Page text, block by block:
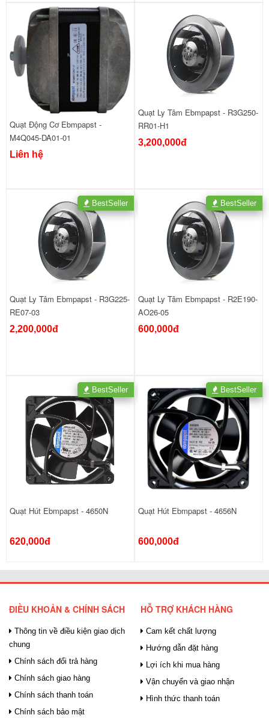
Quạt Động Cơ Ebmpapst -
M4Q045-DA01-01
Liên hệ
Quạt Ly Tâm Ebmpapst - R3G250-
RR01-H1
3,200,000đ
Quạt Ly Tâm Ebmpapst - R3G225-
RE07-03
2,200,000đ
BestSeller
Quạt Ly Tâm Ebmpapst - R2E190-
AO26-05
600,000đ
BestSeller
Quạt Hút Ebmpapst - 4650N
620,000đ
BestSeller
Quạt Hút Ebmpapst - 4656N
600,000đ
BestSeller
ĐIỀU KHOẢN & CHÍNH SÁCH
Thông tin về điều kiện giao dịch
chung
Chính sách đổi trả hàng
Chính sách giao hàng
Chính sách thanh toán
Chính sách bảo mật
HỖ TRỢ KHÁCH HÀNG
Cam kết chất lượng
Hướng dẫn đặt hàng
Lợi ích khi mua hàng
Vận chuyển và giao nhận
Hình thức thanh toán